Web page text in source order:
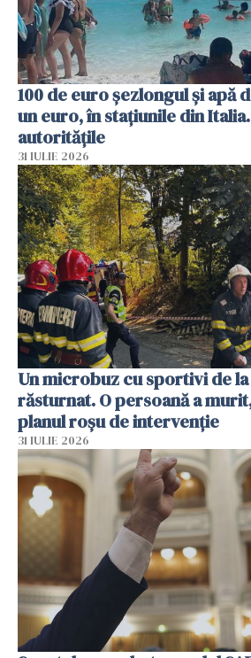
100 de euro șezlongul și apă
un euro, în stațiunile din
autoritățile
31 IULIE 2026
Un microbuz cu sportivi de la
răsturnat. O persoană a
planul roșu de intervenție
31 IULIE 2026